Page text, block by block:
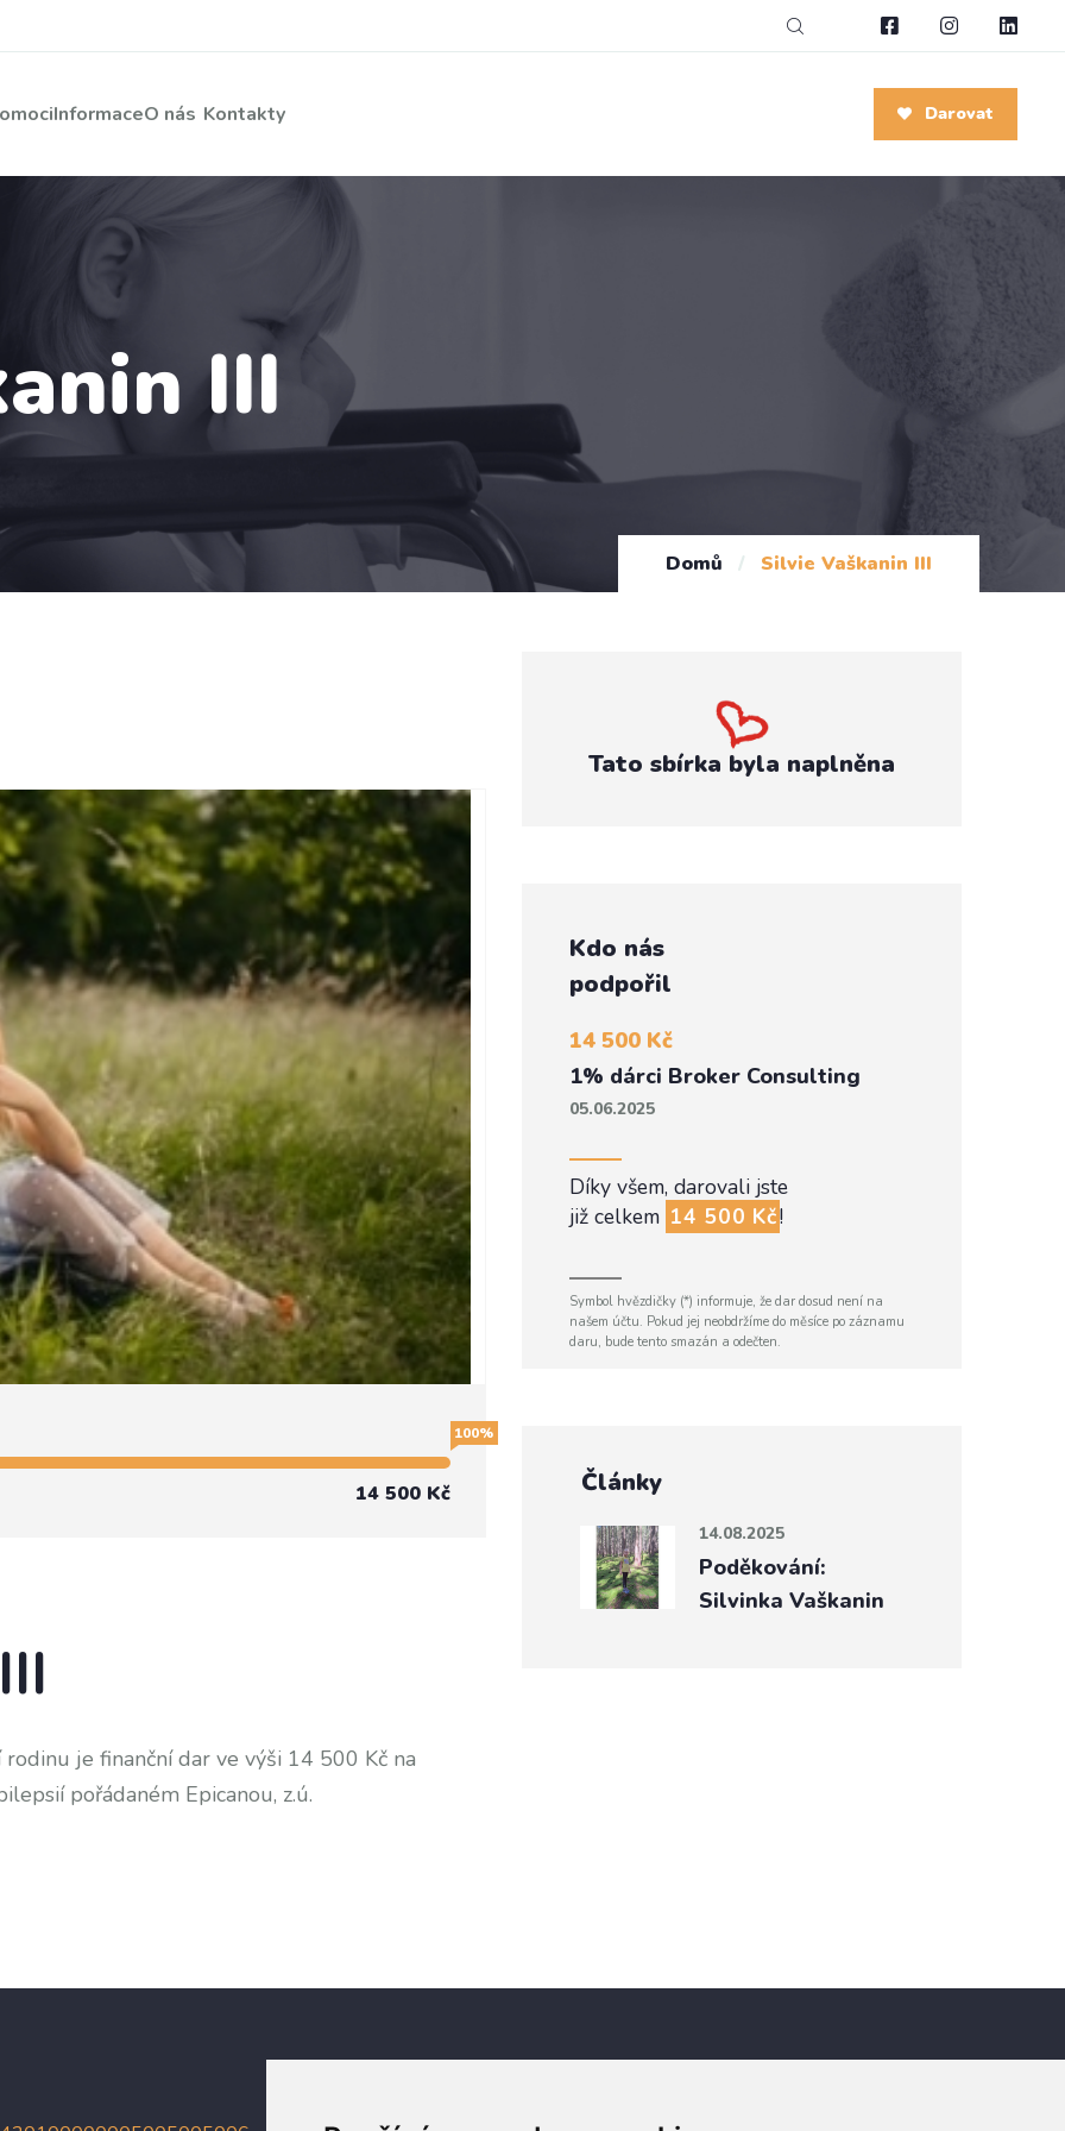
InformaceO nás Kontakty Darovat
III
Domů / Silvie Vaškanin III
100%
14 500 Kč
je finanční dar ve výši 14 500 Kč na
pořádaném Epicanou, z.ú.
Tato sbírka byla naplněna
Kdo nás
podpořil
14 500 Kč
1% dárci Broker Consulting
05.06.2025
Díky všem, darovali jste
již celkem 14 500 Kč!
Symbol hvězdičky (*) informuje, že dar dosud není na
našem účtu. Pokud jej neobdržíme do měsíce po záznamu
daru, bude tento smazán a odečten.
Články
14.08.2025
Poděkování:
Silvinka Vaškanin
Newsletter